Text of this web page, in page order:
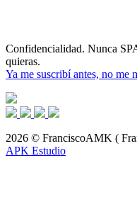
Confidencialidad. Nunca
quieras.
Ya me suscribí antes, no me
2026 © FranciscoAMK (
APK Estudio